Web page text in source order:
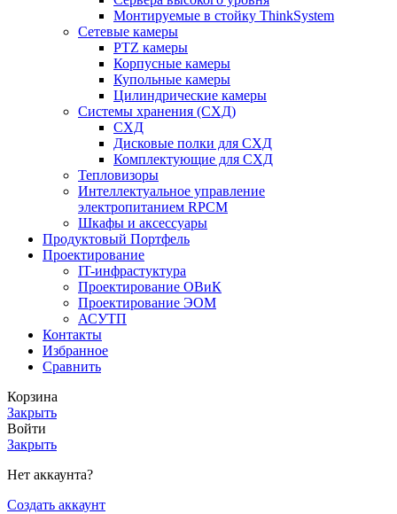
Монтируемые в стойку ThinkSystem
Сетевые камеры
PTZ камеры
Корпусные камеры
Купольные камеры
Цилиндрические камеры
Системы хранения (СХД)
СХД
Дисковые полки для СХД
Комплектующие для СХД
Тепловизоры
Интеллектуальное управление
электропитанием RPCM
Шкафы и аксессуары
Продуктовый Портфель
Проектирование
IT-инфрастуктура
Проектирование ОВиК
Проектирование ЭОМ
АСУТП
Контакты
Избранное
Сравнить
Корзина
Закрыть
Войти
Закрыть
Нет аккаунта?
Создать аккаунт